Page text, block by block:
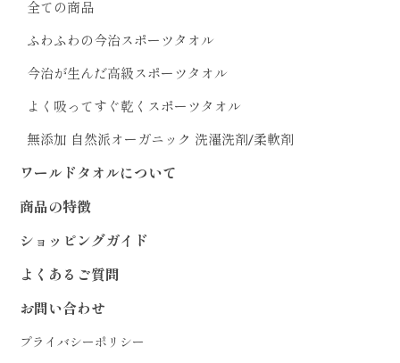
全ての商品
ふわふわの今治スポーツタオル
今治が生んだ高級スポーツタオル
よく吸ってすぐ乾くスポーツタオル
無添加 自然派オーガニック 洗濯洗剤/柔軟剤
ワールドタオルについて
商品の特徴
ショッピングガイド
よくあるご質問
お問い合わせ
プライバシーポリシー